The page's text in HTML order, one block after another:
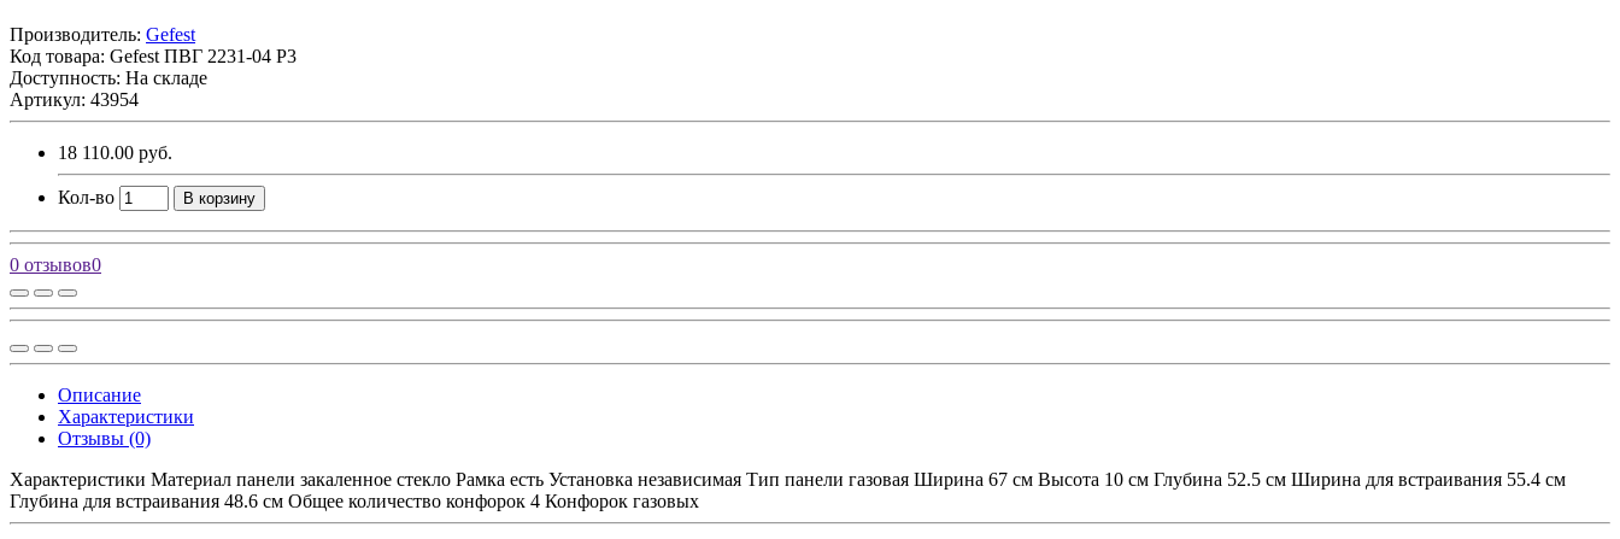
Производитель: Gefest
Код товара: Gefest ПВГ 2231-04 Р3
Доступность: На складе
Артикул: 43954
18 110.00 руб.
Кол-во В корзину
0 отзывов0
Описание
Характеристики
Отзывы (0)
Характеристики Материал панели закаленное стекло Рамка есть Установка независимая Тип панели газовая Ширина 67 см Высота 10 см Глубина 52.5 см Ширина для встраивания 55.4 см
Глубина для встраивания 48.6 см Общее количество конфорок 4 Конфорок газовых